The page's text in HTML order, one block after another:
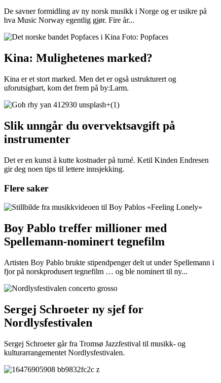
De savner formidling av ny norsk musikk i Norge og er usikre på
hva Music Norway egentlig gjør. Fire år...
Kina: Mulighetenes marked?
Kina er et stort marked. Men det er også ustrukturert og
uforutsigbart, kom det frem på by:Larm.
Slik unngår du overvektsavgift på
instrumenter
Det er en kunst å kutte kostnader på turné. Ketil Kinden Endresen
gir deg noen tips til lettere innsjekking.
Flere saker
Boy Pablo treffer millioner med
Spellemann-nominert tegnefilm
Artisten Boy Pablo brukte stipendpenger delt ut under Spellemann i
fjor på norskprodusert tegnefilm … og ble nominert til ny...
Sergej Schroeter ny sjef for
Nordlysfestivalen
Sergej Schroeter går fra Tromsø Jazzfestival til musikk- og
kulturarrangementet Nordlysfestivalen.